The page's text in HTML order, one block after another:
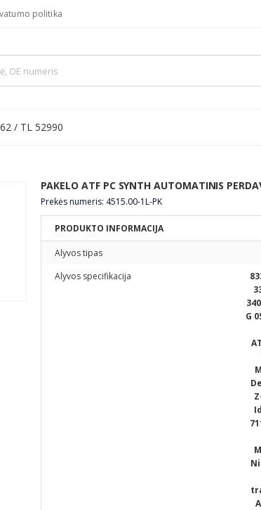
politika
/ TL 52990
PAKELO ATF PC SYNTH AUTOMATINIS
Prekės numeris: 4515.00-1L-PK
PRODUKTO INFORMACIJA
Alyvos tipas
Alyvos specifikacija
G